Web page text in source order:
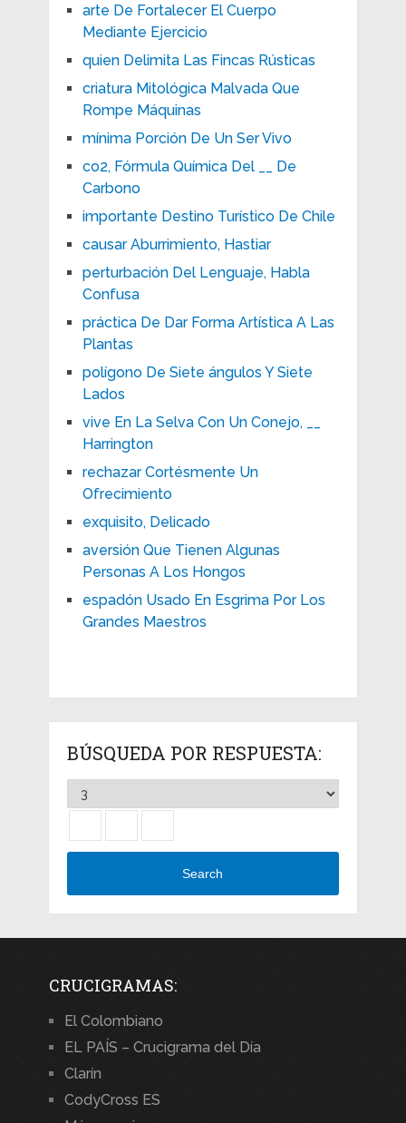
arte De Fortalecer El Cuerpo
Mediante Ejercicio
quien Delimita Las Fincas Rústicas
criatura Mitológica Malvada Que
Rompe Máquinas
mínima Porción De Un Ser Vivo
co2, Fórmula Química Del __ De
Carbono
importante Destino Turístico De Chile
causar Aburrimiento, Hastiar
perturbación Del Lenguaje, Habla
Confusa
práctica De Dar Forma Artística A Las
Plantas
polígono De Siete ángulos Y Siete
Lados
vive En La Selva Con Un Conejo, __
Harrington
rechazar Cortésmente Un
Ofrecimiento
exquisito, Delicado
aversión Que Tienen Algunas
Personas A Los Hongos
espadón Usado En Esgrima Por Los
Grandes Maestros
BÚSQUEDA POR RESPUESTA:
Search
CRUCIGRAMAS:
El Colombiano
EL PAÍS – Crucigrama del Día
Clarín
CodyCross ES